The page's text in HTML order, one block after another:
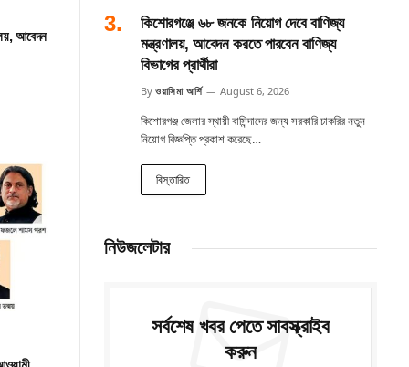
আবেদন
কিশোরগঞ্জে ৬৮ জনকে নিয়োগ দেবে বাণিজ্য
মন্ত্রণালয়, আবেদন করতে পারবেন বাণিজ্য
বিভাগের প্রার্থীরা
By ওয়াসিমা আর্শি August 6, 2026
কিশোরগঞ্জ জেলার স্থায়ী বাসিন্দাদের জন্য সরকারি চাকরির নতুন
নিয়োগ বিজ্ঞপ্তি প্রকাশ করেছে…
বিস্তারিত
নিউজলেটার
সর্বশেষ খবর পেতে সাবস্ক্রাইব
করুন